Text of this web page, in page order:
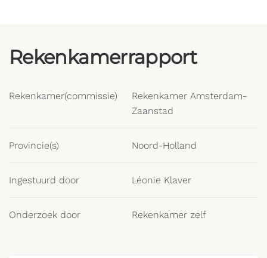
Rekenkamerrapport
Rekenkamer(commissie)
Rekenkamer Amsterdam-
Zaanstad
Provincie(s) Noord-Holland
Ingestuurd door Léonie Klaver
Onderzoek door Rekenkamer zelf